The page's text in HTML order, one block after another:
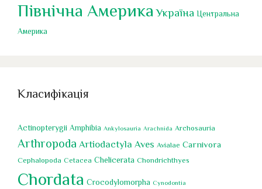
Північна Америка Україна Центральна
Америка
Класифікація
Actinopterygii Amphibia Ankylosauria Arachnida Archosauria
Arthropoda Artiodactyla Aves Avialae Carnivora
Cephalopoda Cetacea Chelicerata Chondrichthyes
Chordata Crocodylomorpha Cynodontia